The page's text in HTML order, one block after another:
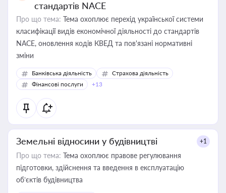
стандартів NACE
Про що тема: Тема охоплює перехід української системи
класифікації видів економічної діяльності до стандартів
NACE, оновлення кодів КВЕД та пов'язані нормативні
зміни
Банківська діяльність
Страхова діяльність
Фінансові послуги
+13
Земельні відносини у будівництві +1
Про що тема: Тема охоплює правове регулювання
підготовки, здійснення та введення в експлуатацію
об’єктів будівництва